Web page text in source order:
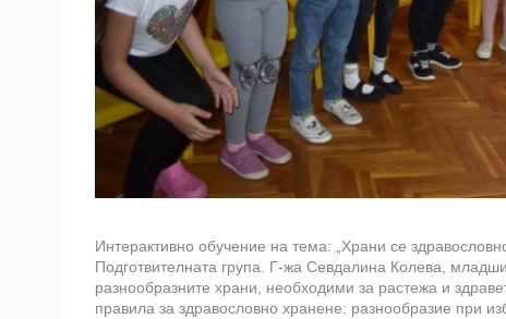
Интерактивно обучение на тема: „Храни се
Подготвителната група. Г-жа Севдалина Колева,
разнообразните храни, необходими за растежа и
правила за здравословно хранене: разнообразие при